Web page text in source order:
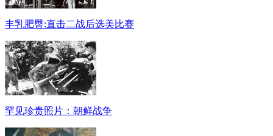
丰乳肥臀:直击二战后选美比赛
罕见珍贵照片：朝鲜战争